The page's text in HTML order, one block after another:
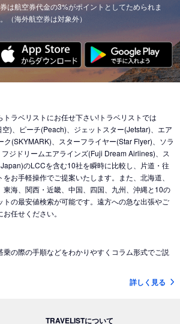
は航空券代金の3%がポイントとしてためられま
（海外航空券は対象外）
ラベリストにお任せ下さい!トラベリストでは
)、ピーチ(Peach)、ジェットスター(Jetstar)、エア
ク(SKYMARK)、スターフライヤー(Star Flyer)、ソラ
ジドリームエアラインズ(Fuji Dream Airlines)、ス
のLCCを含む10社を瞬時に比較し、片道・往
お手軽操作でご提案いたします。また、北海道、
東海、関西・近畿、中国、四国、九州、沖縄と10の
トの最安値検索が可能です。遠方への急な出張やご
任せください。
の際の手順などをわかりやすくコラム形式でご説
詳しく見る
TRAVELISTについて